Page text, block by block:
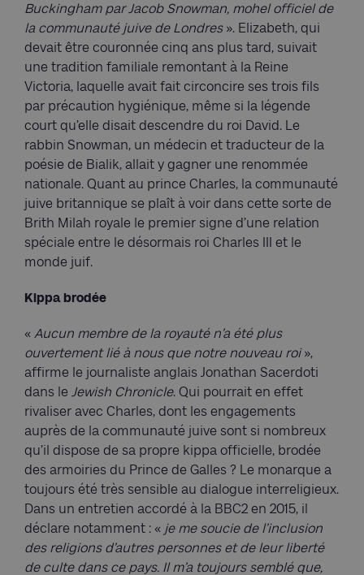
Buckingham par Jacob Snowman, mohel officiel de
la communauté juive de Londres». Elizabeth, qui
devait être couronnée cinq ans plus tard, suivait
une tradition familiale remontant à la Reine
Victoria, laquelle avait fait circoncire ses trois fils
par précaution hygiénique, même si la légende
court qu’elle disait descendre du roi David. Le
rabbin Snowman, un médecin et traducteur de la
poésie de Bialik, allait y gagner une renommée
nationale. Quant au prince Charles, la communauté
juive britannique se plaît à voir dans cette sorte de
Brith Milah royale le premier signe d’une relation
spéciale entre le désormais roi Charles III et le
monde juif.
Kippa brodée
« Aucun membre de la royauté n’a été plus
ouvertement lié à nous que notre nouveau roi»,
affirme le journaliste anglais Jonathan Sacerdoti
dans le Jewish Chronicle. Qui pourrait en effet
rivaliser avec Charles, dont les engagements
auprès de la communauté juive sont si nombreux
qu’il dispose de sa propre kippa officielle, brodée
des armoiries du Prince de Galles ? Le monarque a
toujours été très sensible au dialogue interreligieux.
Dans un entretien accordé à la BBC2 en 2015, il
déclare notamment : « je me soucie de l’inclusion
des religions d’autres personnes et de leur liberté
de culte dans ce pays. Il m’a toujours semblé que,